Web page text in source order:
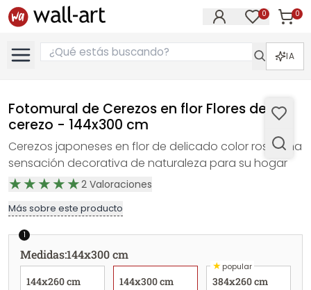
0 0
IA
Fotomural de Cerezos en flor Flores de
cerezo - 144x300 cm
Cerezos japoneses en flor de delicado color rosa: una
sensación decorativa de naturaleza para su hogar
2 Valoraciones
Más sobre este producto
1
Medidas:144x300 cm
144x260 cm 144x300 cm
★popular
384x260 cm